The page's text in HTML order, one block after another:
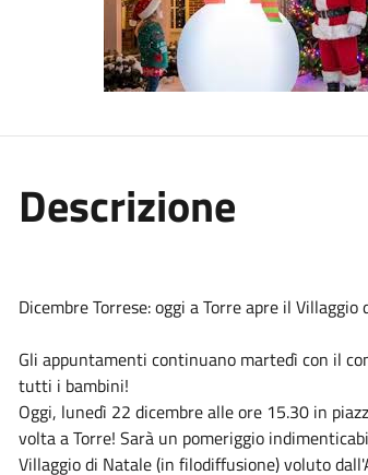
Descrizione
Dicembre Torrese: oggi a Torre apre il Villaggio
Gli appuntamenti continuano martedì con il
tutti i bambini!
Oggi, lunedì 22 dicembre alle ore 15.30 in
volta a Torre! Sarà un pomeriggio
Villaggio di Natale (in filodiffusione) voluto